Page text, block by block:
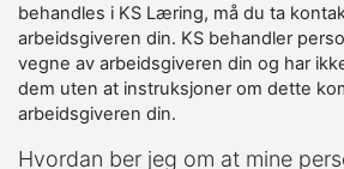
behandles i KS Læring, må du ta
arbeidsgiveren din. KS behandler
vegne av arbeidsgiveren din og har
dem uten at instruksjoner om dette
arbeidsgiveren din.
Hvordan ber jeg om at mine